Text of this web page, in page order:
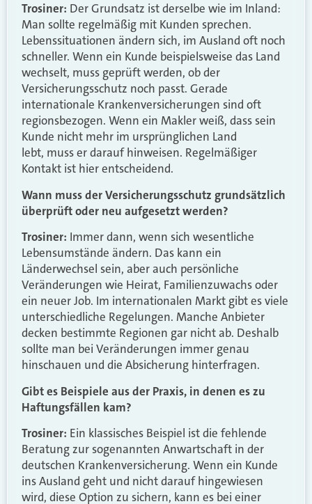
Trosiner: Der Grundsatz ist derselbe wie im Inland:
Man sollte regelmäßig mit Kunden sprechen.
Lebenssituationen ändern sich, im Ausland oft noch
schneller. Wenn ein Kunde beispielsweise das Land
wechselt, muss geprüft werden, ob der
Versicherungsschutz noch passt. Gerade
internationale Krankenversicherungen sind oft
regionsbezogen. Wenn ein Makler weiß, dass sein
Kunde nicht mehr im ursprünglichen Land
lebt, muss er darauf hinweisen. Regelmäßiger
Kontakt ist hier entscheidend.
Wann muss der Versicherungsschutz grundsätzlich
überprüft oder neu aufgesetzt werden?
Trosiner: Immer dann, wenn sich wesentliche
Lebensumstände ändern. Das kann ein
Länderwechsel sein, aber auch persönliche
Veränderungen wie Heirat, Familienzuwachs oder
ein neuer Job. Im internationalen Markt gibt es viele
unterschiedliche Regelungen. Manche Anbieter
decken bestimmte Regionen gar nicht ab. Deshalb
sollte man bei Veränderungen immer genau
hinschauen und die Absicherung hinterfragen.
Gibt es Beispiele aus der Praxis, in denen es zu
Haftungsfällen kam?
Trosiner: Ein klassisches Beispiel ist die fehlende
Beratung zur sogenannten Anwartschaft in der
deutschen Krankenversicherung. Wenn ein Kunde
ins Ausland geht und nicht darauf hingewiesen
wird, diese Option zu sichern, kann es bei einer